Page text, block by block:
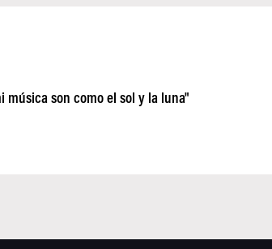
música son como el sol y la luna"